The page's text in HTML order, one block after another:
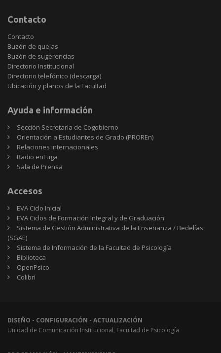
Contacto
Contacto
Buzón de quejas
Buzón de sugerencias
Directorio Institucional
Directorio telefónico (descarga)
Ubicación y planos de la Facultad
Ayuda e información
Sección Secretaría de Cogobierno
Orientación a Estudiantes de Grado (PROREn)
Relaciones internacionales
Radio enFuga
Sala de Prensa
Accesos
EVA Ciclo Inicial
EVA Ciclos de Formación Integral y de Graduación
Sistema de Gestión Administrativa de la Enseñanza / Bedelías
(SGAE)
Sistema de Información de la Facultad de Psicología
Biblioteca
OpenPsico
Colibrí
DISEÑO - CONFIGURACIÓN - ACTUALIZACIÓN
Unidad de Comunicación Institucional, Facultad de Psicología